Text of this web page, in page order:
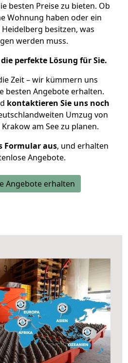
besten Preise zu bieten. Ob
Wohnung haben oder ein
besitzen, was
werden muss.
perfekte Lösung für Sie.
Zeit – wir kümmern uns
besten Angebote erhalten.
kontaktieren Sie uns noch
Umzug von
am See zu planen.
Formular aus, und erhalten
Angebote.
Angebote erhalten